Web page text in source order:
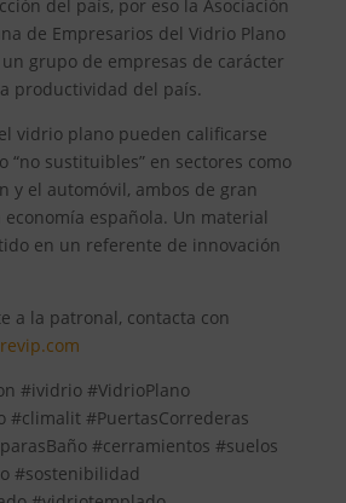
del país, por eso la Asociación
de Empresarios del Vidrio Plano
un grupo de empresas de carácter
productividad del país.
vidrio plano pueden calificarse
“no sustituibles” en sectores como
y el automóvil, ambos de gran
española. Un material
en un referente de innovación
a la patronal, contacta con
#ividrio #VidrioPlano
#climalit #PuertasCorrederas
#cerramientos #suelos
#sostenibilidad